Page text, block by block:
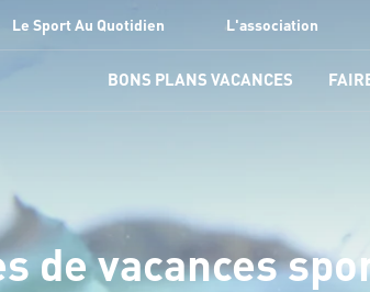
Le Sport Au Quotidien L'association
BONS PLANS VACANCES
de vacances